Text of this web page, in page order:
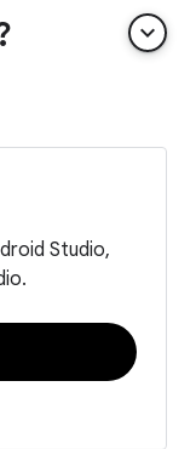
keyboard_arrow_down
Studio,